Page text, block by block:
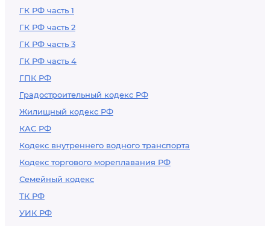
ГК РФ часть 1
ГК РФ часть 2
ГК РФ часть 3
ГК РФ часть 4
ГПК РФ
Градостроительный кодекс РФ
Жилищный кодекс РФ
КАС РФ
Кодекс внутреннего водного транспорта
Кодекс торгового мореплавания РФ
Семейный кодекс
ТК РФ
УИК РФ